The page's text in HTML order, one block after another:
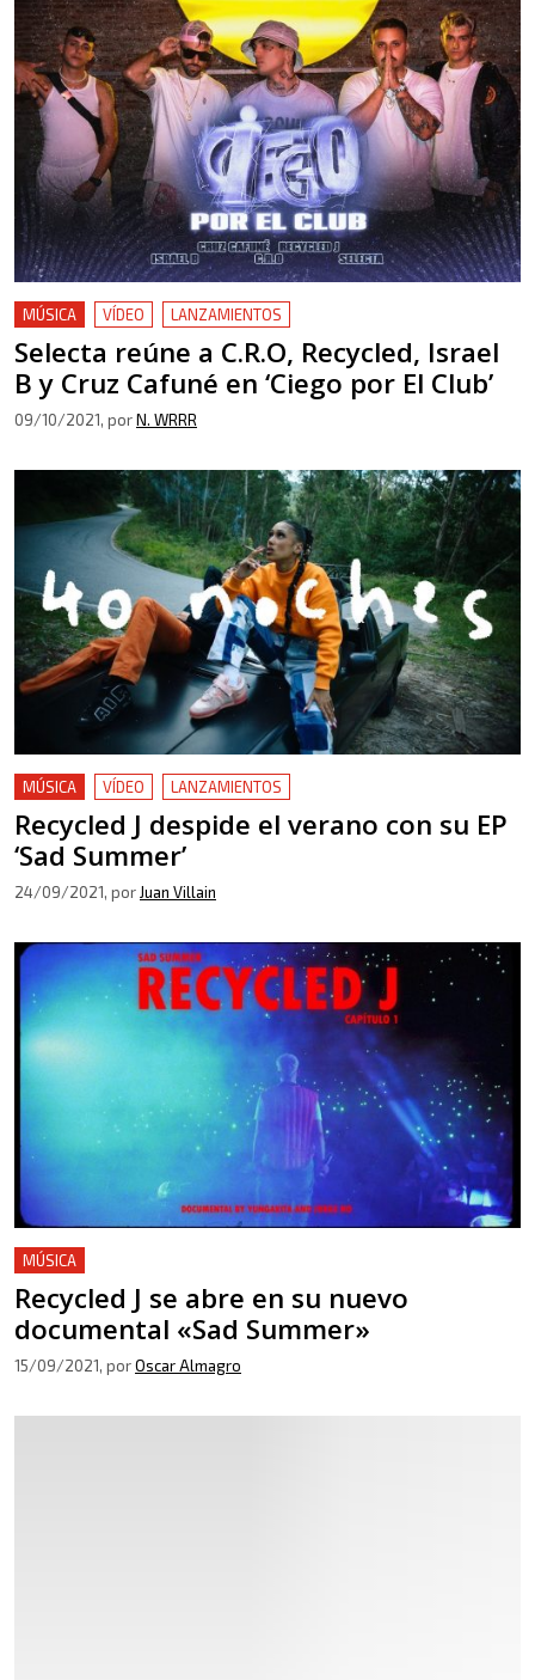
MÚSICA VÍDEO LANZAMIENTOS
Selecta reúne a C.R.O, Recycled, Israel
B y Cruz Cafuné en ‘Ciego por El Club’
09/10/2021, porN. WRRR
MÚSICA VÍDEO LANZAMIENTOS
Recycled J despide el verano con su EP
‘Sad Summer’
24/09/2021, por Juan Villain
MÚSICA
Recycled J se abre en su nuevo
documental «Sad Summer»
15/09/2021, porOscar Almagro